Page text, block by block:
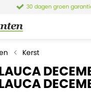
30 dagen groen
Kerst